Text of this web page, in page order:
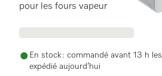
pour les fours vapeur
En stock : commandé avant 13 h
expédié aujourd’hui